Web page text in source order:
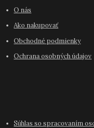
O nás
Ako nakupovať
Obchodné podmienky
Ochrana osobných údajov
Súhlas so spracovaním